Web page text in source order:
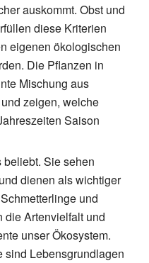
auskommt. Obst und
diese Kriterien
eigenen ökologischen
Die Pflanzen in
Mischung aus
zeigen, welche
Saison
Sie sehen
dienen als wichtiger
und
die Artenvielfalt und
unser Ökosystem.
sind Lebensgrundlagen